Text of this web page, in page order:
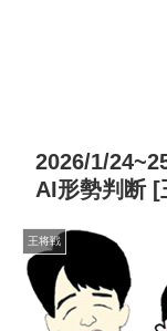
2026/1/
AI形勢判断
王将戦